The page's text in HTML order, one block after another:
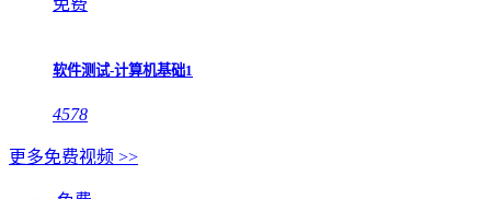
免费
软件测试-计算机基础1
4578
更多免费视频 >>